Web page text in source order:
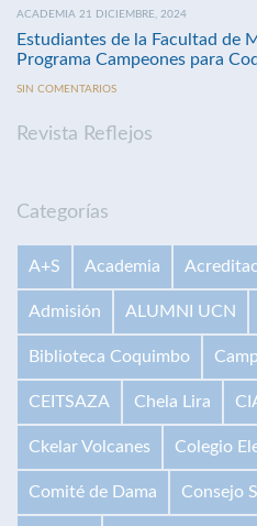
ACADEMIA 21 DICIEMBRE, 2024
Estudiantes de la Facultad de
Programa Campeones para
SIN COMENTARIOS
Revista Reflejos
Categorías
A+S Academia
Admisión ALUMNI UCN
Biblioteca Coquimbo
CEITSAZA Chela Lira
Ckelar Volcanes Colegio
Comité de Dama Consejo